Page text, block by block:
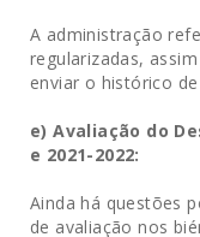
A administração
regularizadas,
enviar o histórico
e) Avaliação do
e 2021-2022:
Ainda há questões
de avaliação nos